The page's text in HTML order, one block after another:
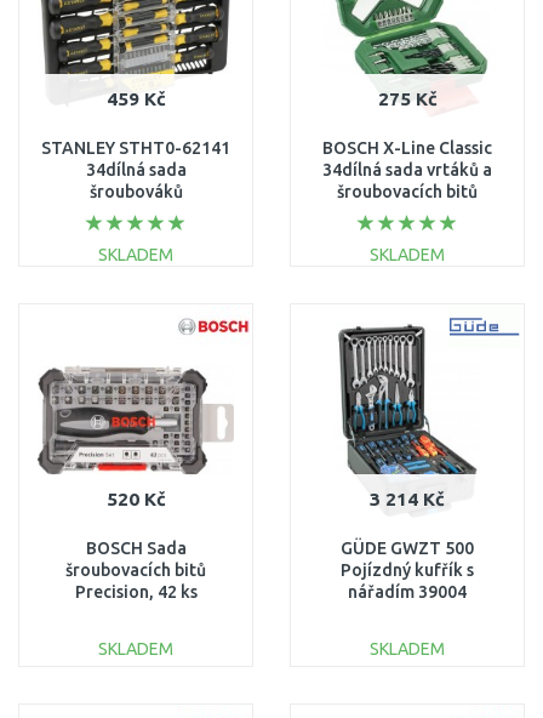
459 Kč
STANLEY STHT0-62141
34dílná sada
šroubováků
SKLADEM
275 Kč
BOSCH X-Line Classic
34dílná sada vrtáků a
šroubovacích bitů
2607010608
SKLADEM
Porovnat
520 Kč
BOSCH Sada
šroubovacích bitů
Precision, 42 ks
SKLADEM
3 214 Kč
GÜDE GWZT 500
Pojízdný kufřík s
nářadím 39004
SKLADEM